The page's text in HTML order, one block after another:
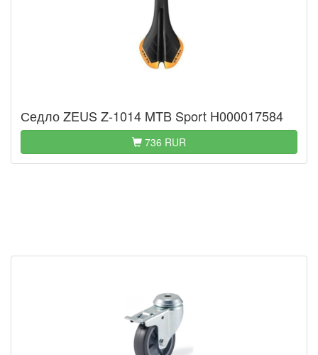
Седло ZEUS Z-1014 MTB Sport H000017584
736 RUR